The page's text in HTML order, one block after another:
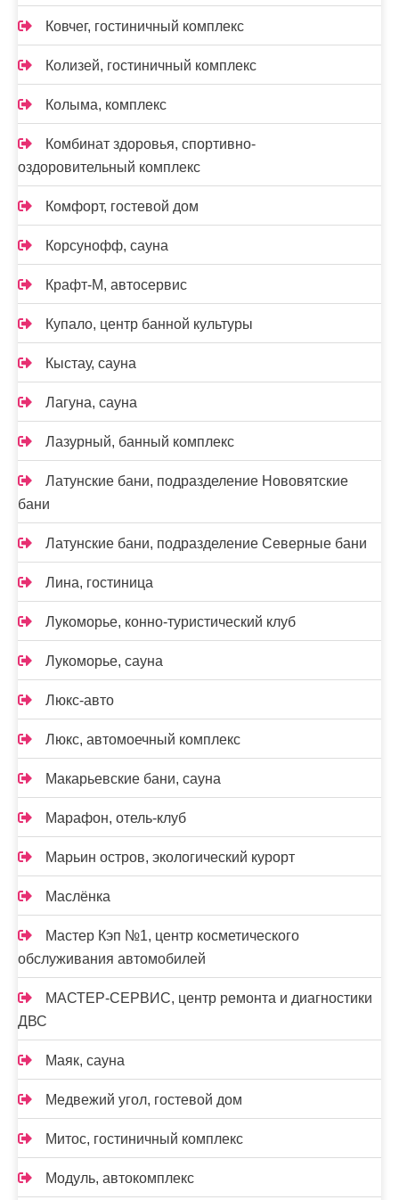
Ковчег, гостиничный комплекс
Колизей, гостиничный комплекс
Колыма, комплекс
Комбинат здоровья, спортивно-
оздоровительный комплекс
Комфорт, гостевой дом
Корсунофф, сауна
Крафт-М, автосервис
Купало, центр банной культуры
Кыстау, сауна
Лагуна, сауна
Лазурный, банный комплекс
Латунские бани, подразделение Нововятские
бани
Латунские бани, подразделение Северные бани
Лина, гостиница
Лукоморье, конно-туристический клуб
Лукоморье, сауна
Люкс-авто
Люкс, автомоечный комплекс
Макарьевские бани, сауна
Марафон, отель-клуб
Марьин остров, экологический курорт
Маслёнка
Мастер Кэп №1, центр косметического
обслуживания автомобилей
МАСТЕР-СЕРВИС, центр ремонта и диагностики
ДВС
Маяк, сауна
Медвежий угол, гостевой дом
Митос, гостиничный комплекс
Модуль, автокомплекс